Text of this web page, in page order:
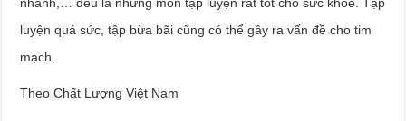
luyện quá sức, tập bừa bãi cũng có thể gây ra vấn đề cho tim
mạch.
Theo Chất Lượng Việt Nam